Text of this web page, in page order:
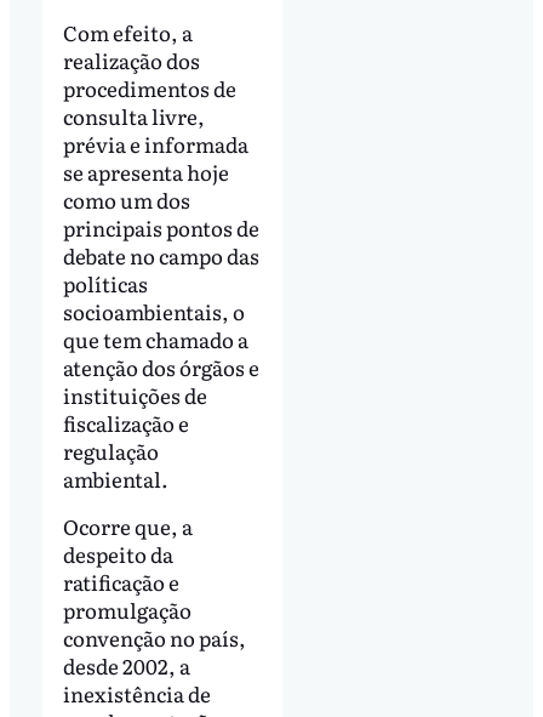
Com efeito, a
realização dos
procedimentos de
consulta livre,
prévia e informada
se apresenta hoje
como um dos
principais pontos de
debate no campo das
políticas
socioambientais, o
que tem chamado a
atenção dos órgãos e
instituições de
fiscalização e
regulação
ambiental.
Ocorre que, a
despeito da
ratificação e
promulgação
convenção no país,
desde 2002, a
inexistência de